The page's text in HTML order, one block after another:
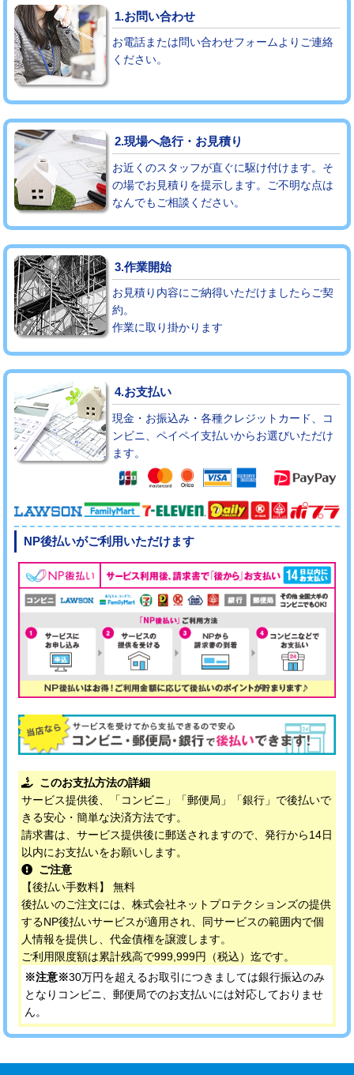
コンクリート斫り（厚さ10㎝超え）
モルタル補修（厚さ10㎝まで） 27,500円
モルタル補修（厚さ10㎝超え）
追加人工 16,500円
廃棄・処分 現場見積
※給水管工事は20mmまでの価格です。
1.お問い合わせ
お電話または問い合わせフォームよりご連絡
ください。
2.現場へ急行・お見積り
お近くのスタッフが直ぐに駆け付けます。そ
の場でお見積りを提示します。ご不明な点は
なんでもご相談ください。
3.作業開始
お見積り内容にご納得いただけましたらご契
約。
作業に取り掛かります
4.お支払い
現金・お振込み・各種クレジットカード、コ
ンビニ、ペイペイ支払いからお選びいただけ
ます。
NP後払いがご利用いただけます
このお支払方法の詳細
サービス提供後、「コンビニ」「郵便局」「銀行」で後払いで
きる安心・簡単な決済方法です。
請求書は、サービス提供後に郵送されますので、発行から14日
以内にお支払いをお願いします。
ご注意
【後払い手数料】 無料
後払いのご注文には、株式会社ネットプロテクションズの提供
するNP後払いサービスが適用され、同サービスの範囲内で個
人情報を提供し、代金債権を譲渡します。
ご利用限度額は累計残高で999,999円（税込）迄です。
※注意※30万円を超えるお取引につきましては銀行振込のみ
となりコンビニ、郵便局でのお支払いには対応しておりませ
ん。